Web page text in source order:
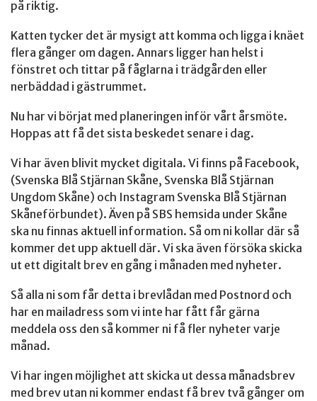
på riktig.
Katten tycker det är mysigt att komma och ligga i knäet
flera gånger om dagen. Annars ligger han helst i
fönstret och tittar på fåglarna i trädgården eller
nerbäddad i gästrummet.
Nu har vi börjat med planeringen inför vårt årsmöte.
Hoppas att få det sista beskedet senare i dag.
Vi har även blivit mycket digitala. Vi finns på Facebook,
(Svenska Blå Stjärnan Skåne, Svenska Blå Stjärnan
Ungdom Skåne) och Instagram Svenska Blå Stjärnan
Skåneförbundet). Även på SBS hemsida under Skåne
ska nu finnas aktuell information. Så om ni kollar där så
kommer det upp aktuell där. Vi ska även försöka skicka
ut ett digitalt brev en gång i månaden med nyheter.
Så alla ni som får detta i brevlådan med Postnord och
har en mailadress som vi inte har fått får gärna
meddela oss den så kommer ni få fler nyheter varje
månad.
Vi har ingen möjlighet att skicka ut dessa månadsbrev
med brev utan ni kommer endast få brev två gånger om